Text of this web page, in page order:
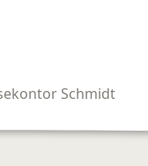
Schmidt